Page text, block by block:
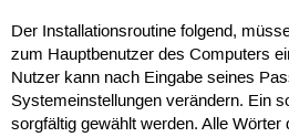
Der Installationsroutine folgend,
zum Hauptbenutzer des Computers
Nutzer kann nach Eingabe seines
Systemeinstellungen verändern. Ein
sorgfältig gewählt werden. Alle Wörter